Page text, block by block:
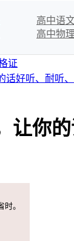
高中语
高中物理
证
话好听、耐听
你
。